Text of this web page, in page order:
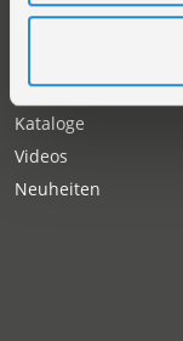
Sortiment
Kataloge
Videos
Neuheiten